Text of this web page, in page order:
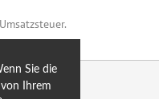
Sie die
Ihrem